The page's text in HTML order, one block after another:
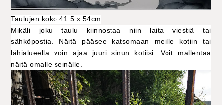
Taulujen koko 41.5 x 54cm
Mikäli joku taulu kiinnostaa niin laita viestiä tai
sähköpostia. Näitä pääsee katsomaan meille kotiin tai
lähialueella voin ajaa juuri sinun kotiisi. Voit mallentaa
näitä omalle seinälle.